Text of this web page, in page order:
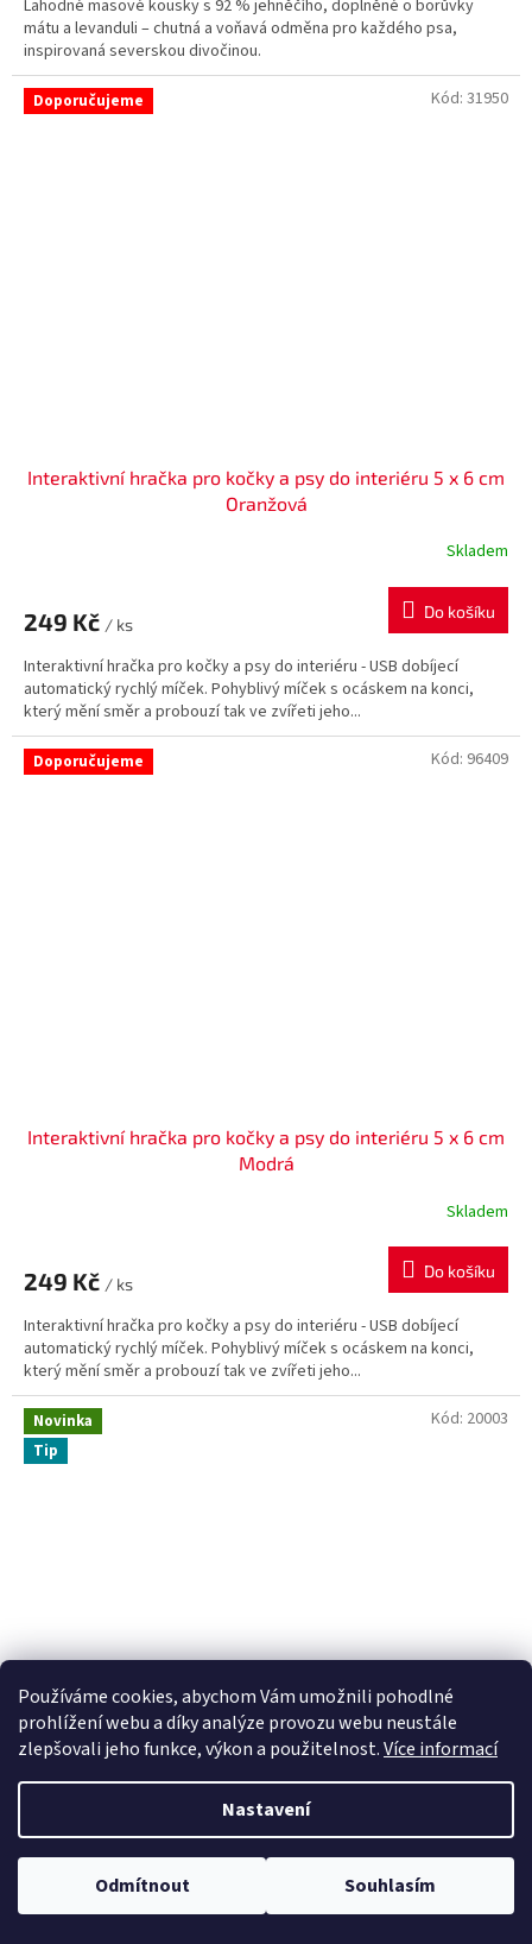
Používáme cookies, abychom Vám umožnili pohodlné
prohlížení webu a díky analýze provozu webu neustále
zlepšovali jeho funkce, výkon a použitelnost.Více informací
Nastavení
Odmítnout Souhlasím
Lahodné masové kousky s 92 % jehněčího, doplněné o borůvky
mátu a levanduli – chutná a voňavá odměna pro každého psa,
inspirovaná severskou divočinou.
Doporučujeme
Interaktivní hračka pro kočky a psy do interiéru 5 x 6 cm
Oranžová
Skladem
249 Kč / ks
Do košíku
Interaktivní hračka pro kočky a psy do interiéru - USB dobíjecí
automatický rychlý míček. Pohyblivý míček s ocáskem na konci,
který mění směr a probouzí tak ve zvířeti jeho...
Kód: 31950
Doporučujeme
Interaktivní hračka pro kočky a psy do interiéru 5 x 6 cm
Modrá
Skladem
249 Kč / ks
Do košíku
Interaktivní hračka pro kočky a psy do interiéru - USB dobíjecí
automatický rychlý míček. Pohyblivý míček s ocáskem na konci,
který mění směr a probouzí tak ve zvířeti jeho...
Kód: 96409
Novinka
Tip
DOG SNAQ - Hovězí hrtan sušený 100g
český sušený pamlsek, který zachovává v sobě vitamíny
Kód: 20003